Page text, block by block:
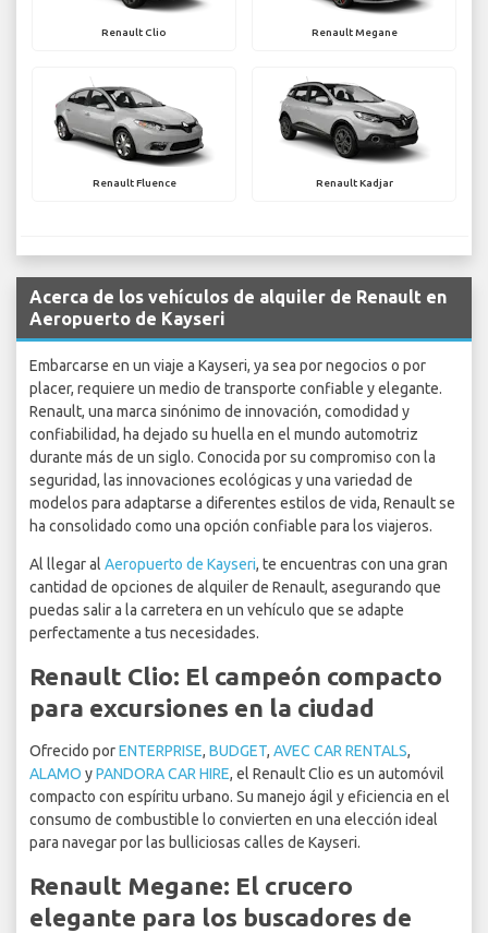
Renault Clio Renault Megane
Renault Fluence Renault Kadjar
Acerca de los vehículos de alquiler de Renault en
Aeropuerto de Kayseri
Embarcarse en un viaje a Kayseri, ya sea por negocios o por
placer, requiere un medio de transporte confiable y elegante.
Renault, una marca sinónimo de innovación, comodidad y
confiabilidad, ha dejado su huella en el mundo automotriz
durante más de un siglo. Conocida por su compromiso con la
seguridad, las innovaciones ecológicas y una variedad de
modelos para adaptarse a diferentes estilos de vida, Renault se
ha consolidado como una opción confiable para los viajeros.
Al llegar al Aeropuerto de Kayseri, te encuentras con una gran
cantidad de opciones de alquiler de Renault, asegurando que
puedas salir a la carretera en un vehículo que se adapte
perfectamente a tus necesidades.
Renault Clio: El campeón compacto
para excursiones en la ciudad
Ofrecido porENTERPRISE, BUDGET, AVEC CAR RENTALS,
ALAMO yPANDORA CAR HIRE, el Renault Clio es un automóvil
compacto con espíritu urbano. Su manejo ágil y eficiencia en el
consumo de combustible lo convierten en una elección ideal
para navegar por las bulliciosas calles de Kayseri.
Renault Megane: El crucero
elegante para los buscadores de